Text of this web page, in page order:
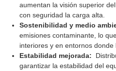
aumentan la visión superior
con seguridad la carga alta.
Sostenibilidad y medio
emisiones contaminante, lo
interiores y en entornos
Estabilidad mejorada:
garantizar la estabilidad del